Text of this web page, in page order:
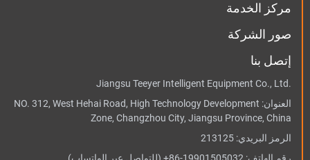
مركز الخدمة
صور الشركة
إتصل بنا
Jiangsu Teeyer Intelligent Equipment Co., Ltd.
العنوان: NO. 312, West Hehai Road, High Technology Development
Zone, Changzhou City, Jiangsu Province, China
الرمز البريدي: 213125